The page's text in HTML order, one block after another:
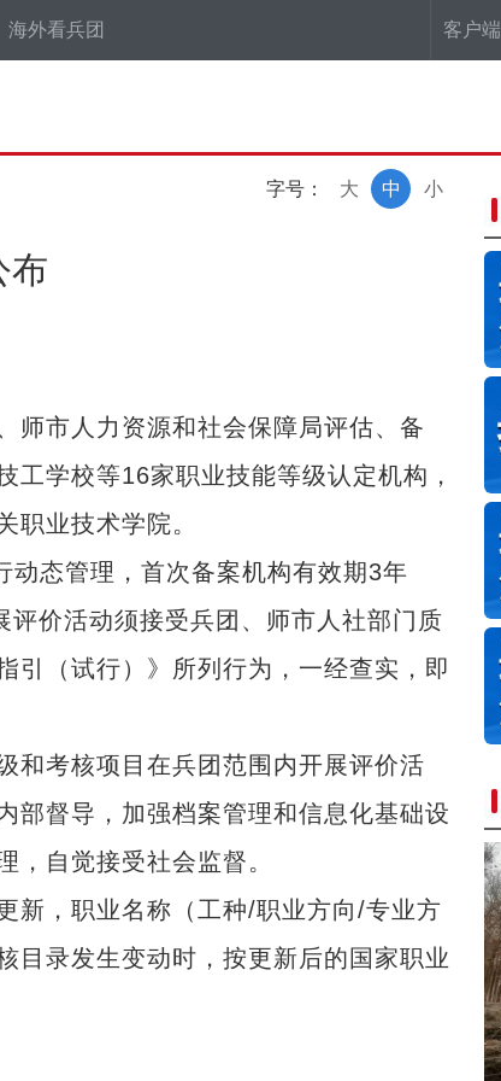
客户端
海外看兵团
字号： 小
中
大
布
市人力资源和社会保障局评估、备
学校等16家职业技能等级认定机构，
职业技术学院。
态管理，首次备案机构有效期3年
评价活动须接受兵团、师市人社部门质
引（试行）》所列行为，一经查实，即
考核项目在兵团范围内开展评价活
部督导，加强档案管理和信息化基础设
，自觉接受社会监督。
，职业名称（工种/职业方向/专业方
目录发生变动时，按更新后的国家职业